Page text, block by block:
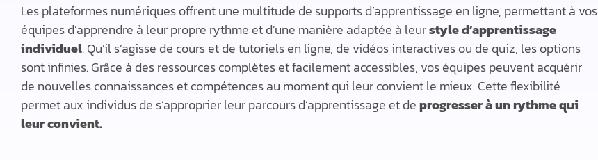
Les plateformes numériques offrent une multitude de supports d’apprentissage en ligne, permettant à vos
équipes d’apprendre à leur propre rythme et d’une manière adaptée à leurstyle d’apprentissage
individuel. Qu’il s’agisse de cours et de tutoriels en ligne, de vidéos interactives ou de quiz, les options
sont infinies. Grâce à des ressources complètes et facilement accessibles, vos équipes peuvent acquérir
de nouvelles connaissances et compétences au moment qui leur convient le mieux. Cette flexibilité
permet aux individus de s’approprier leur parcours d’apprentissage et deprogresser à un rythme qui
leur convient.